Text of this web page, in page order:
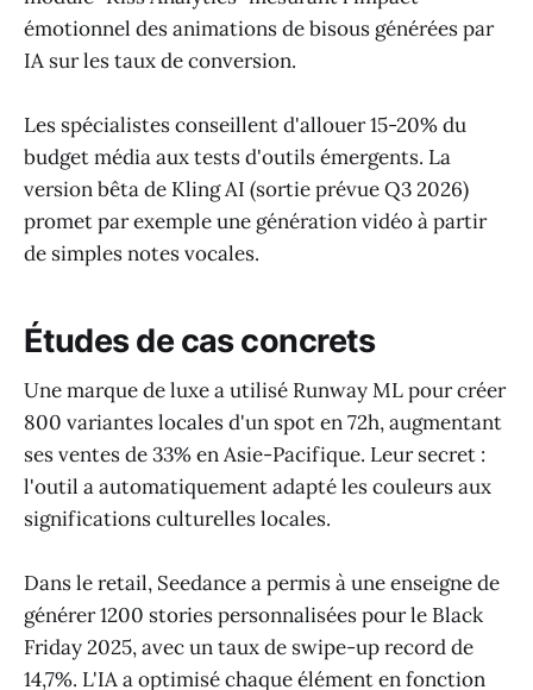
émotionnel des animations de bisous générées par
IA sur les taux de conversion.
Les spécialistes conseillent d'allouer 15-20% du
budget média aux tests d'outils émergents. La
version bêta de Kling AI (sortie prévue Q3 2026)
promet par exemple une génération vidéo à partir
de simples notes vocales.
Études de cas concrets
Une marque de luxe a utilisé Runway ML pour créer
800 variantes locales d'un spot en 72h, augmentant
ses ventes de 33% en Asie-Pacifique. Leur secret :
l'outil a automatiquement adapté les couleurs aux
significations culturelles locales.
Dans le retail, Seedance a permis à une enseigne de
générer 1200 stories personnalisées pour le Black
Friday 2025, avec un taux de swipe-up record de
14,7%. L'IA a optimisé chaque élément en fonction